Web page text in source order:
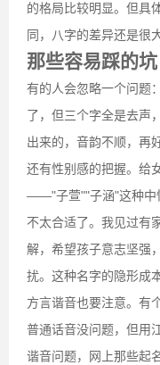
的格局比较明显。但具
同，八字的差异还是很
那些容易踩的坑
有的人会忽略一个问题
了，但三个字全是去声
出来的，音韵不顺，再
还有性别感的把握。给
——"子萱""子涵"这种中
不太合适了。我见过有
解，希望孩子意志坚强
扰。这种名字的隐形成
方言谐音也要注意。有
普通话音没问题，但用
谐音问题，网上那些起